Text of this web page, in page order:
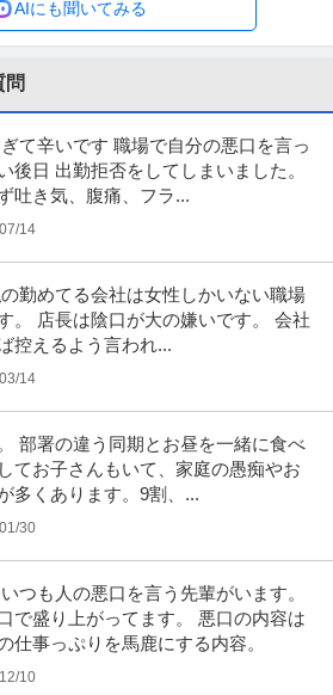
…続きを見る
領域 ～代表直下で裁量大／土日祝休み
式会社
リーランス 年間休日120日以上
コンサルティング＞コンサルティング ※会員属
…続きを見る
提供：ビズリーチ
祝休み／外国人人材紹介の法人営業／
株式会社
休み】外国人人材紹介の法人営業｜マネジメ
続きを見る
時間
在宅ワーク
） 【業種】IT・インターネット＞ソフトウエ
AIにも聞いてみる
問
て辛いです 職場で自分の悪口を言っ
後日 出勤拒否をしてしまいました。
吐き気、腹痛、フラ...
14
勤めてる会社は女性しかいない職場
。 店長は陰口が大の嫌いです。 会社
控えるよう言われ...
14
部署の違う同期とお昼を一緒に食べ
てお子さんもいて、家庭の愚痴やお
多くあります。9割、...
30
つも人の悪口を言う先輩がいます。
で盛り上がってます。 悪口の内容は
仕事っぷりを馬鹿にする内容。
10